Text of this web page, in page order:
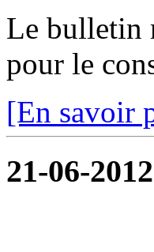
Le bulletin
pour le
[En savoir
21-06-2012